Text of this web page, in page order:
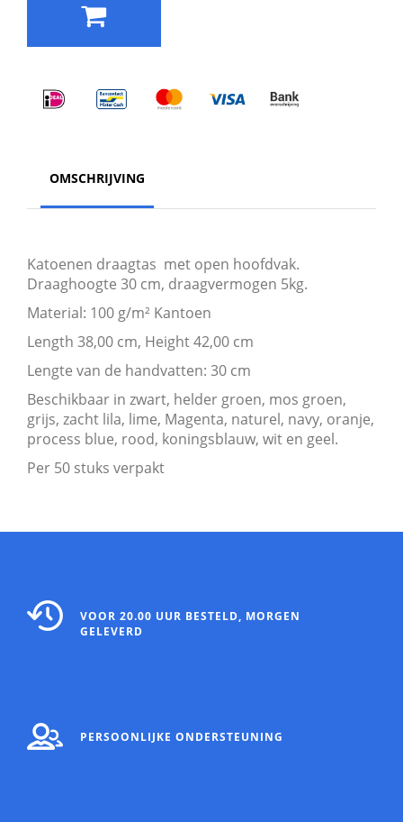
OMSCHRIJVING
Katoenen draagtas met open hoofdvak.
Draaghoogte 30 cm, draagvermogen 5kg.
Material: 100 g/m² Kantoen
Length 38,00 cm, Height 42,00 cm
Lengte van de handvatten: 30 cm
Beschikbaar in zwart, helder groen, mos groen,
grijs, zacht lila, lime, Magenta, naturel, navy, oranje,
process blue, rood, koningsblauw, wit en geel.
Per 50 stuks verpakt
VOOR 20.00 UUR BESTELD, MORGEN
GELEVERD
PERSOONLIJKE ONDERSTEUNING